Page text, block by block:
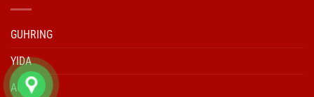
GUHRING
YIDA
ACCUD